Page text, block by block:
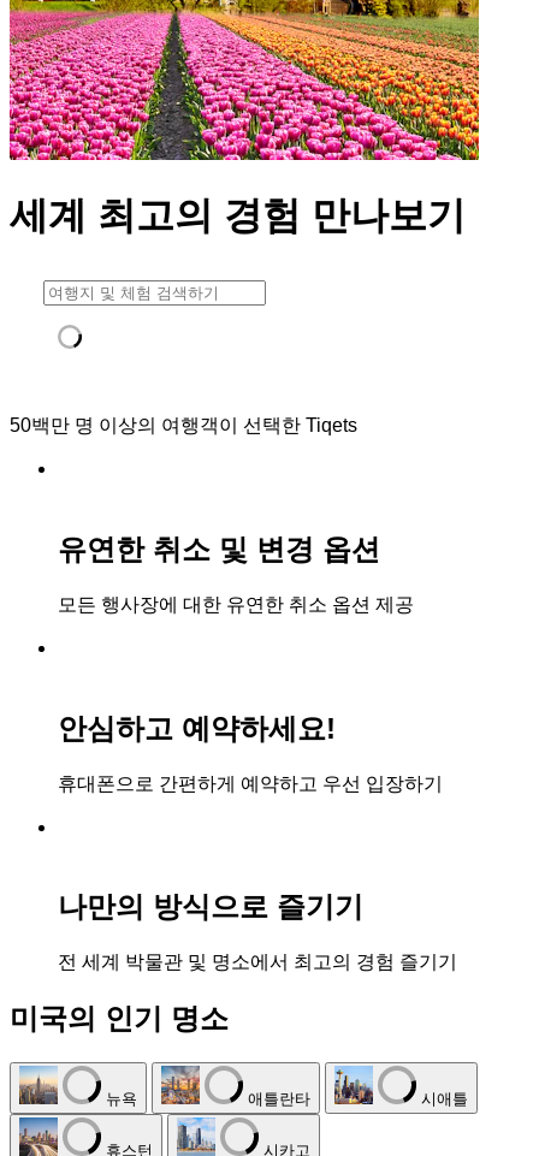
세계 최고의 경험 만나보기
50백만 명 이상의 여행객이 선택한 Tiqets
유연한 취소 및 변경 옵션
모든 행사장에 대한 유연한 취소 옵션 제공
안심하고 예약하세요!
휴대폰으로 간편하게 예약하고 우선 입장하기
나만의 방식으로 즐기기
전 세계 박물관 및 명소에서 최고의 경험 즐기기
미국의 인기 명소
뉴욕 애틀란타 시애틀
휴스턴 시카고